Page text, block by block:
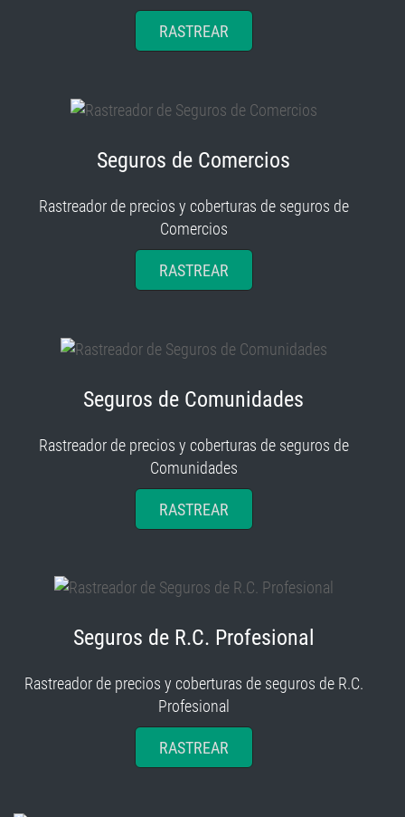
RASTREAR
Seguros de Comercios
Rastreador de precios y coberturas de seguros de
Comercios
RASTREAR
Seguros de Comunidades
Rastreador de precios y coberturas de seguros de
Comunidades
RASTREAR
Seguros de R.C. Profesional
Rastreador de precios y coberturas de seguros de R.C.
Profesional
RASTREAR